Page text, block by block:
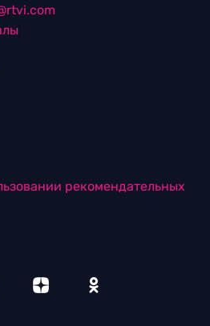
рекомендательных